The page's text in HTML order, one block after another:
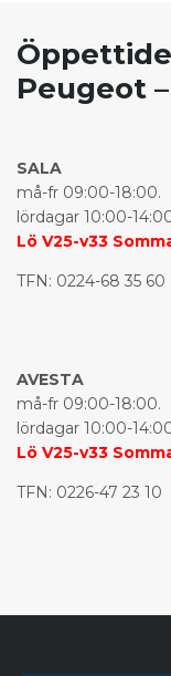
Peugeot
SALA
må-fr 09:00-18:00.
lördagar 10:00-
Lö V25-v33
TFN: 0224-68 35 60
AVESTA
må-fr 09:00-18:00.
lördagar 10:00-
Lö V25-v33
TFN: 0226-47 23 10